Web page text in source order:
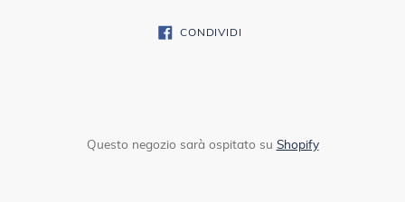
CONDIVIDI
Questo negozio sarà ospitato su Shopify